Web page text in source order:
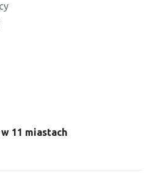
11 miastach